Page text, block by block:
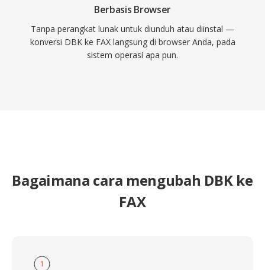
Berbasis Browser
Tanpa perangkat lunak untuk diunduh atau diinstal —
konversi DBK ke FAX langsung di browser Anda, pada
sistem operasi apa pun.
Bagaimana cara mengubah DBK ke
FAX
1